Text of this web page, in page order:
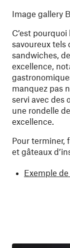
Image gallery
C’est
savoureux tels
sandwiches,
excellence,
manquez pas
servi avec des
une rondelle
excellence.
Pour terminer,
et gâteaux
Exemple